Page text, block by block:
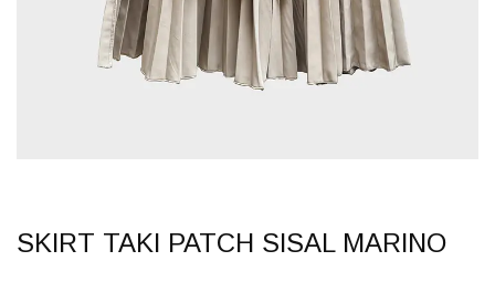
SKIRT TAKI PATCH SISAL MARINO